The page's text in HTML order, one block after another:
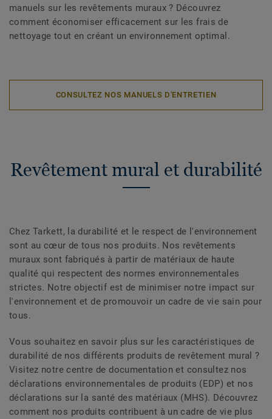
manuels sur les revêtements muraux ? Découvrez
comment économiser efficacement sur les frais de
nettoyage tout en créant un environnement optimal.
CONSULTEZ NOS MANUELS D'ENTRETIEN
Revêtement mural et durabilité
Chez Tarkett, la durabilité et le respect de l'environnement
sont au cœur de tous nos produits. Nos revêtements
muraux sont fabriqués à partir de matériaux de haute
qualité qui respectent des normes environnementales
strictes. Notre objectif est de minimiser notre impact sur
l'environnement et de promouvoir un cadre de vie sain pour
tous.
Vous souhaitez en savoir plus sur les caractéristiques de
durabilité de nos différents produits de revêtement mural ?
Visitez notre centre de documentation et consultez nos
déclarations environnementales de produits (EDP) et nos
déclarations sur la santé des matériaux (MHS). Découvrez
comment nos produits contribuent à un cadre de vie plus